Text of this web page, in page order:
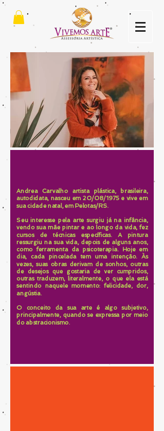
Andrea Carvalho artista plástica, brasileira,
autodidata, nasceu em 20/08/1975 e vive em
sua cidade natal, em Pelotas/RS.
Seu interesse pela arte surgiu já na infância,
vendo sua mãe pintar e ao longo da vida, fez
cursos de técnicas específicas. A pintura
ressurgiu na sua vida, depois de alguns anos,
como ferramenta da psicoterapia. Hoje em
dia, cada pincelada tem uma intenção. Às
vezes, suas obras derivam de sonhos, outras
de desejos que gostaria de ver cumpridos,
outras traduzem, literalmente, o que ela está
sentindo naquele momento: felicidade, dor,
angústia.
O conceito da sua arte é algo subjetivo,
principalmente, quando se expressa por meio
do abstracionismo.